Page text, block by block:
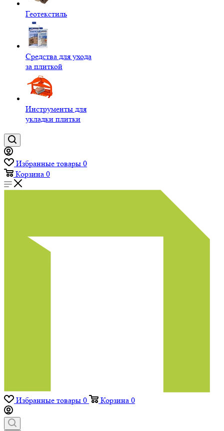
Геотекстиль
Средства для ухода
за плиткой
Инструменты для
укладки плитки
Избранные товары 0
Корзина 0
Избранные товары 0 Корзина 0